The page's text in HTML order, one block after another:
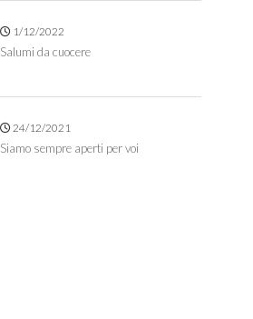
1/12/2022
Salumi da cuocere
24/12/2021
Siamo sempre aperti per voi